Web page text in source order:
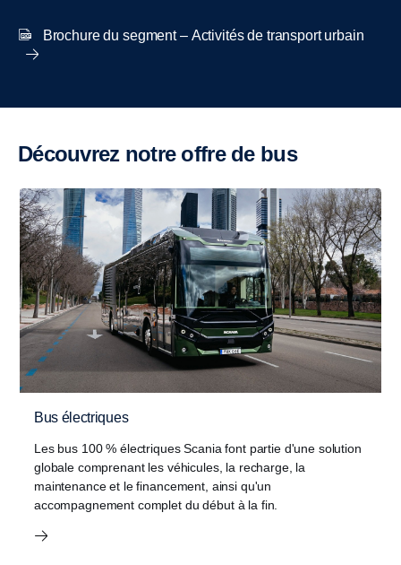
Brochure du segment – Activités de transport urbain
Découvrez notre offre de bus
Bus électriques
Les bus 100 % électriques Scania font partie d'une solution
globale comprenant les véhicules, la recharge, la
maintenance et le financement, ​​ainsi qu'un
accompagnement complet du début à la fin.